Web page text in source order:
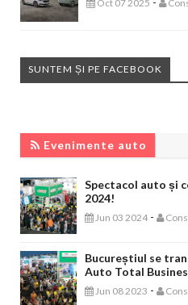
Oct 07 2025
SUNTEM ȘI PE FACEBOOK
Evenimente auto
Spectacol auto și
2024!
Jun 03 2024 -
Bucureștiul se
Auto Total
Jun 08 2023 -